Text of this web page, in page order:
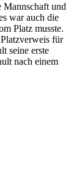
und
war auch die
Platz musste.
für
seine erste
nach einem